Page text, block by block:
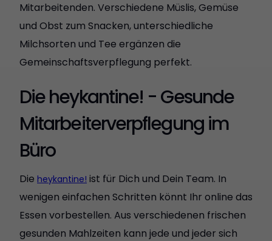
Mitarbeitenden. Verschiedene Müslis, Gemüse
und Obst zum Snacken, unterschiedliche
Milchsorten und Tee ergänzen die
Gemeinschaftsverpflegung perfekt.
Die heykantine! - Gesunde
Mitarbeiterverpflegung im
Büro
Die heykantine! ist für Dich und Dein Team. In
wenigen einfachen Schritten könnt Ihr online das
Essen vorbestellen. Aus verschiedenen frischen
gesunden Mahlzeiten kann jede und jeder sich